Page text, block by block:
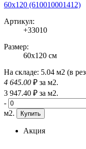
60x120 (610010001412)
Артикул:
+33010
Размер:
60x120 см
На складе: 5.04 м2 (в
4 645.00 ₽ за м2.
3 947.40 ₽ за м2.
-
м2.
Купить
Акция